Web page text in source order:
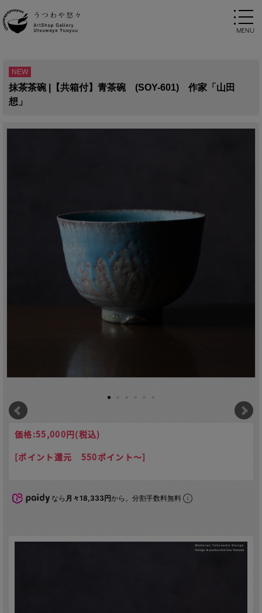
NEW
抹茶茶碗 |【共箱付】青茶碗 (SOY-601) 作家「山田
想」
価格:55,000円(税込)
[ポイント還元 550ポイント～]
なら月々18,333円から。分割手数料無料